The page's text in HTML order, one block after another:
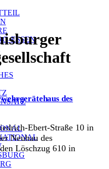
ESSEN
des
Ebert-Straße 10 in
Neubau des
Löschzug 610 in